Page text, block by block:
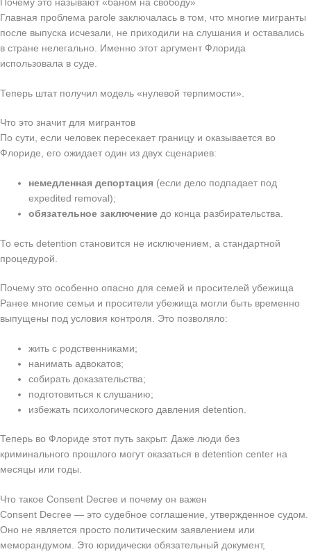
Почему это называют «баном на свободу»
Главная проблема parole заключалась в том, что многие мигранты
после выпуска исчезали, не приходили на слушания и оставались
в стране нелегально. Именно этот аргумент Флорида
использовала в суде.
Теперь штат получил модель «нулевой терпимости».
Что это значит для мигрантов
По сути, если человек пересекает границу и оказывается во
Флориде, его ожидает один из двух сценариев:
немедленная депортация (если дело подпадает под
expedited removal);
обязательное заключение до конца разбирательства.
То есть detention становится не исключением, а стандартной
процедурой.
Почему это особенно опасно для семей и просителей убежища
Ранее многие семьи и просители убежища могли быть временно
выпущены под условия контроля. Это позволяло:
жить с родственниками;
нанимать адвокатов;
собирать доказательства;
подготовиться к слушанию;
избежать психологического давления detention.
Теперь во Флориде этот путь закрыт. Даже люди без
криминального прошлого могут оказаться в detention center на
месяцы или годы.
Что такое Consent Decree и почему он важен
Consent Decree — это судебное соглашение, утвержденное судом.
Оно не является просто политическим заявлением или
меморандумом. Это юридически обязательный документ,